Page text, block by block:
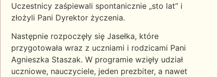
Uczestnicy zaśpiewali spontanicznie „sto lat” i
złożyli Pani Dyrektor życzenia.
Następnie rozpoczęły się Jasełka, które
przygotowała wraz z uczniami i rodzicami Pani
Agnieszka Staszak. W programie wzięły udział
uczniowe, nauczyciele, jeden prezbiter, a nawet